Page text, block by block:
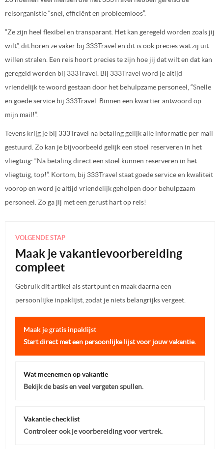
reisorganistie “snel, efficiënt en probleemloos”.
“Ze zijn heel flexibel en transparant. Het kan geregeld worden zoals jij
wilt”, dit horen ze vaker bij 333Travel en dit is ook precies wat zij uit
willen stralen. Een reis hoort precies te zijn hoe jij dat wilt en dat kan
geregeld worden bij 333Travel. Bij 333Travel word je altijd
vriendelijk te woord gestaan door het behulpzame personeel, “Snelle
en goede service bij 333Travel. Binnen een kwartier antwoord op
mijn mail!”.
Tevens krijg je bij 333Travel na betaling gelijk alle informatie per mail
gestuurd. Zo kan je bijvoorbeeld gelijk een stoel reserveren in het
vliegtuig: “Na betaling direct een stoel kunnen reserveren in het
vliegtuig, top!”. Kortom, bij 333Travel staat goede service en kwaliteit
voorop en word je altijd vriendelijk geholpen door behulpzaam
personeel. Zo ga jij met een gerust hart op reis!
VOLGENDE STAP
Maak je vakantievoorbereiding
compleet
Gebruik dit artikel als startpunt en maak daarna een
persoonlijke inpaklijst, zodat je niets belangrijks vergeet.
Maak je gratis inpaklijst
Start direct met een persoonlijke lijst voor jouw vakantie.
Wat meenemen op vakantie
Bekijk de basis en veel vergeten spullen.
Vakantie checklist
Controleer ook je voorbereiding voor vertrek.